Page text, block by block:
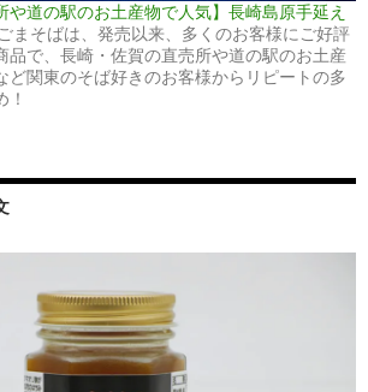
や道の駅のお土産物で人気】長崎島原手延え
まそばは、発売以来、多くのお客様にご好評
品で、長崎・佐賀の直売所や道の駅のお土産
ど関東のそば好きのお客様からリピートの多